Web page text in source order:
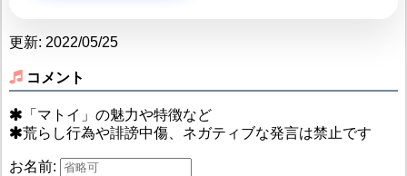
更新: 2022/05/25
コメント
「マトイ」の魅力や特徴など
荒らし行為や誹謗中傷、ネガティブな発言は禁止です
お名前: